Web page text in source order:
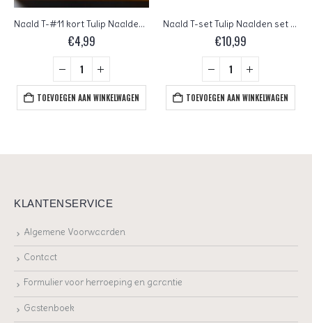
Naald T-#11 kort Tulip Naalden #11 kort scherp buisje met 4 stuks
€4,99
TOEVOEGEN AAN WINKELWAGEN
Naald T-set Tulip Naalden set assorti in 4 verschillende afmetingen buisje met 4 stuks
€10,99
TOEVOEGEN AAN WINKELWAGEN
KLANTENSERVICE
Algemene Voorwaarden
Contact
Formulier voor herroeping en garantie
Gastenboek